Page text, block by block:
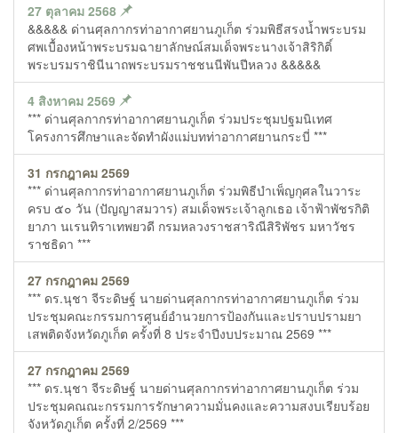
27 ตุลาคม 2568
&&&&& ด่านศุลกากรท่าอากาศยานภูเก็ต ร่วมพิธีสรงน้ำพระบรม
ศพเบื้องหน้าพระบรมฉายาลักษณ์สมเด็จพระนางเจ้าสิริกิติ์
พระบรมราชินีนาถพระบรมราชชนนีพันปีหลวง &&&&&
4 สิงหาคม 2569
*** ด่านศุลกากรท่าอากาศยานภูเก็ต ร่วมประชุมปฐมนิเทศ
โครงการศึกษาและจัดทำผังแม่บทท่าอากาศยานกระบี่ ***
31 กรกฎาคม 2569
*** ด่านศุลกากรท่าอากาศยานภูเก็ต ร่วมพิธีบำเพ็ญกุศลในวาระ
ครบ ๕๐ วัน (ปัญญาสมวาร) สมเด็จพระเจ้าลูกเธอ เจ้าฟ้าพัชรกิติ
ยาภา นเรนทิราเทพยวดี กรมหลวงราชสาริณีสิริพัชร มหาวัชร
ราชธิดา ***
27 กรกฎาคม 2569
*** ดร.นุชา จีระดิษฐ์ นายด่านศุลกากรท่าอากาศยานภูเก็ต ร่วม
ประชุมคณะกรรมการศูนย์อำนวยการป้องกันและปราบปรามยา
เสพติดจังหวัดภูเก็ต ครั้งที่ 8 ประจำปีงบประมาณ 2569 ***
27 กรกฎาคม 2569
*** ดร.นุชา จีระดิษฐ์ นายด่านศุลกากรท่าอากาศยานภูเก็ต ร่วม
ประชุมคณณะกรรมการรักษาความมั่นคงและความสงบเรียบร้อย
จังหวัดภูเก็ต ครั้งที่ 2/2569 ***